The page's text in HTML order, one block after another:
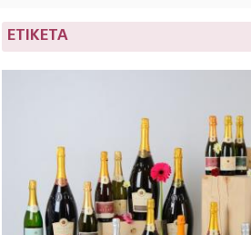
ETIKETA